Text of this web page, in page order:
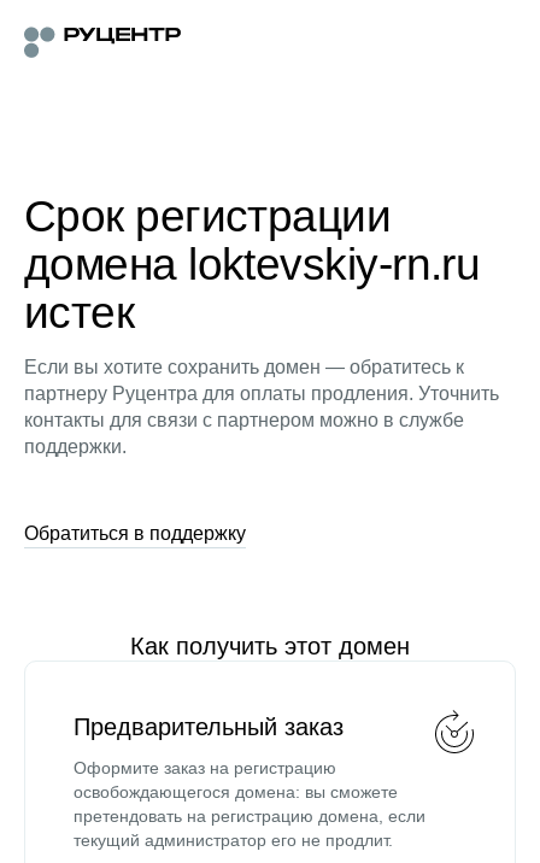
Срок регистрации
домена loktevskiy-rn.ru
истек
Если вы хотите сохранить домен — обратитесь к
партнеру Руцентра для оплаты продления. Уточнить
контакты для связи с партнером можно в службе
поддержки.
Обратиться в поддержку
Как получить этот домен
Предварительный заказ
Оформите заказ на регистрацию
освобождающегося домена: вы сможете
претендовать на регистрацию домена, если
текущий администратор его не продлит.